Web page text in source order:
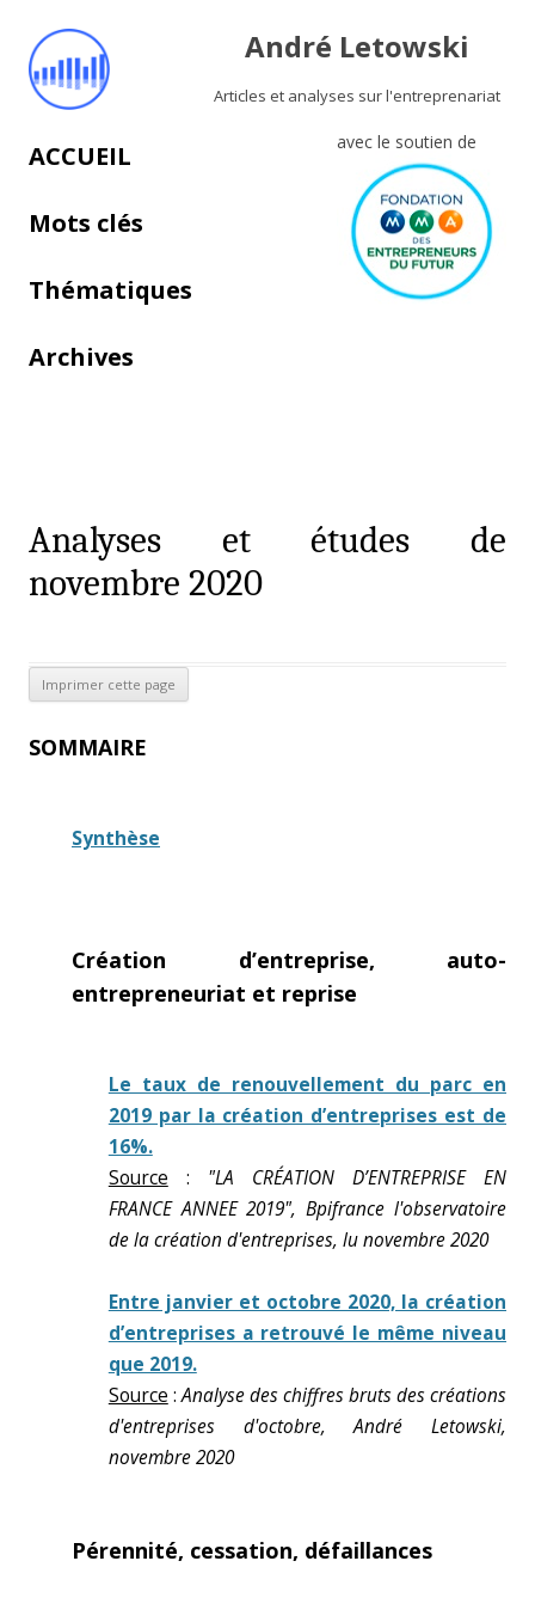
André Letowski
Articles et analyses sur l'entreprenariat
avec le soutien de
Aller au contenu principal
ACCUEIL
Mots clés
Thématiques
Archives
Analyses et études de
novembre 2020
SOMMAIRE
Synthèse
Création d’entreprise, auto-
entrepreneuriat et reprise
Le taux de renouvellement du parc en
2019 par la création d’entreprises est de
16%.
Source : "LA CRÉATION D’ENTREPRISE EN
FRANCE ANNEE 2019", Bpifrance l'observatoire
de la création d'entreprises, lu novembre 2020
Entre janvier et octobre 2020, la création
d’entreprises a retrouvé le même niveau
que 2019.
Source :Analyse des chiffres bruts des créations
d'entreprises d'octobre, André Letowski,
novembre 2020
Pérennité, cessation, défaillances